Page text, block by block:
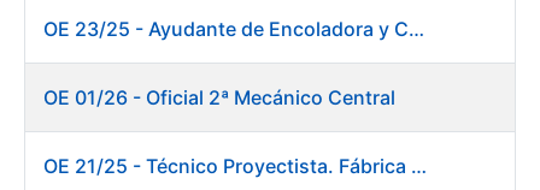
Mostrar/Ocultar
Mostrar/Ocultar
Mostrar/Ocultar
OE 23/25 - Ayudante de Encoladora y Calandra Máquina de Papel. Fábrica de Papel
OE 01/26 - Oficial 2ª Mecánico Central
OE 21/25 - Técnico Proyectista. Fábrica de Papel